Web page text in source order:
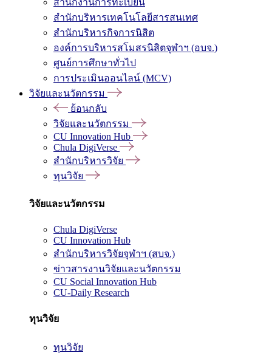
สำนักบริหารเทคโนโลยีสารสนเทศ
สำนักบริหารกิจการนิสิต
องค์การบริหารสโมสรนิสิตจุฬาฯ (อบจ.)
ศูนย์การศึกษาทั่วไป
การประเมินออนไลน์ (MCV)
วิจัยและนวัตกรรม
ย้อนกลับ
วิจัยและนวัตกรรม
CU Innovation Hub
Chula DigiVerse
สำนักบริหารวิจัย
ทุนวิจัย
วิจัยและนวัตกรรม
Chula DigiVerse
CU Innovation Hub
สำนักบริหารวิจัยจุฬาฯ (สบจ.)
ข่าวสารงานวิจัยและนวัตกรรม
CU Social Innovation Hub
CU-Daily Research
ทุนวิจัย
ทุนวิจัย